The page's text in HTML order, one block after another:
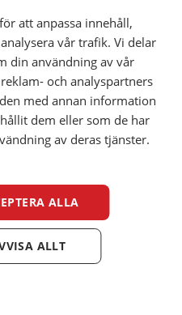
tillåter internetköp
däremot krävs av de företag
Därför bör lagstiftningen
och kreditmarknaden måste
för misskött eller obefintlig
senaste smartphonen eller den
till överskuldsättning.
veta ,ViaConto Blogg
fina kappan på
till
att anpassa innehåll,
vår trafik. Vi delar
din användning av vår
och analyspartners
med annan information
dem eller som de har
av deras tjänster.
ALLA
ALLT